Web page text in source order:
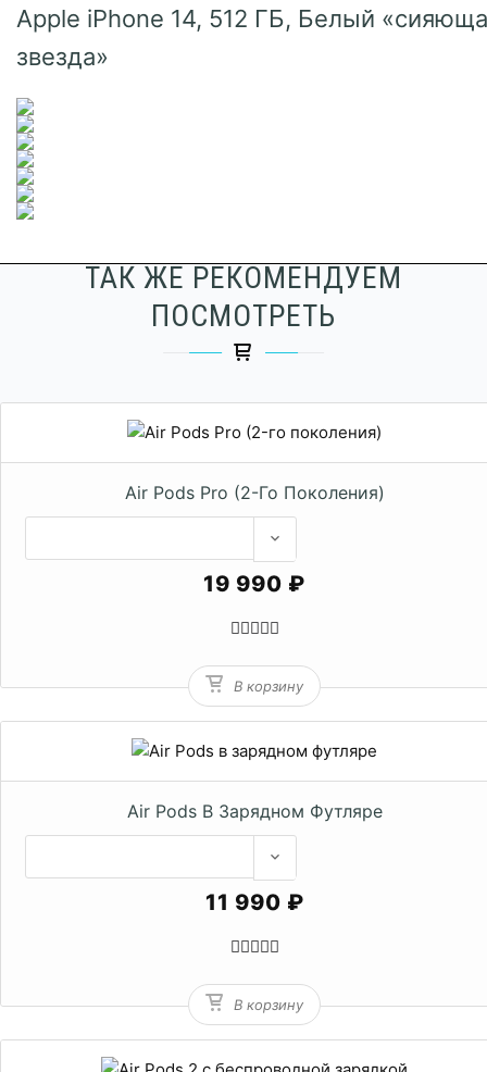
Apple iPhone 14, 512 ГБ, Белый
звезда»
ТАК ЖЕ РЕКОМЕНДУЕМ
ПОСМОТРЕТЬ
Air Pods Pro (2-Го Поколения)
19 990 ₽
В корзину
Air Pods В Зарядном Футляре
11 990 ₽
В корзину